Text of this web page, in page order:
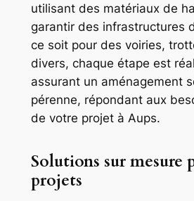
utilisant des matériaux de
garantir des infrastructures
ce soit pour des voiries,
divers, chaque étape est
assurant un aménagement
pérenne, répondant aux
de votre projet à Aups.
Solutions sur mesure
projets